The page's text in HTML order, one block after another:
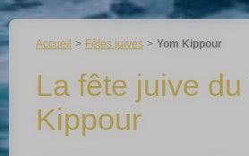
Accueil Fêtes juives Yom Kippour
La fête juive du
Kippour